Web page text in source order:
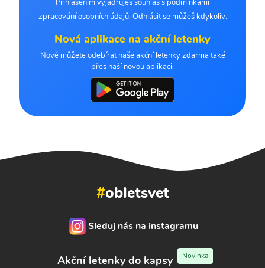
Přihlášením vyjadřuješ souhlas s podmínkami
zpracování osobních údajů. Odhlásit se můžeš kdykoliv.
Nová aplikace na akční letenky
Nově můžete odebírat naše akční letenky zdarma také
přes naší novou aplikaci.
#obletsvet
Sleduj nás na instagramu
Akční letenky do kapsy Novinka